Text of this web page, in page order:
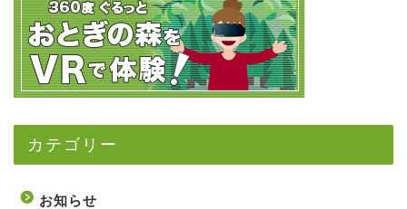
カテゴリー
お知らせ